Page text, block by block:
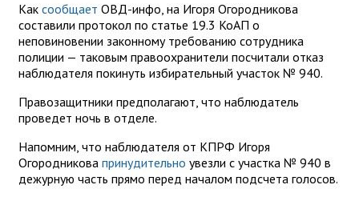
Как сообщает ОВД-инфо, на Игоря Огородникова
составили протокол по статье 19.3 КоАП о
неповиновении законному требованию сотрудника
полиции — таковым правоохранители посчитали отказ
наблюдателя покинуть избирательный участок № 940.
Правозащитники предполагают, что наблюдатель
проведет ночь в отделе.
Напомним, что наблюдателя от КПРФ Игоря
Огородникова принудительно увезли с участка № 940 в
дежурную часть прямо перед началом подсчета голосов.